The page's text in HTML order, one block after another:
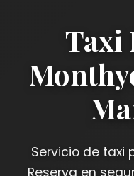
Taxi
Servicio de taxi
Reserva en